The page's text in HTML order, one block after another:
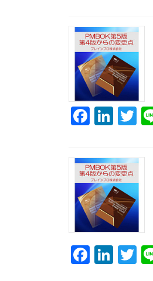
c
e
b
o
o
k
k
e
dI
n
tt
F
c
e
b
o
o
k
Li
k
e
dI
n
T
tt
F
Li
T